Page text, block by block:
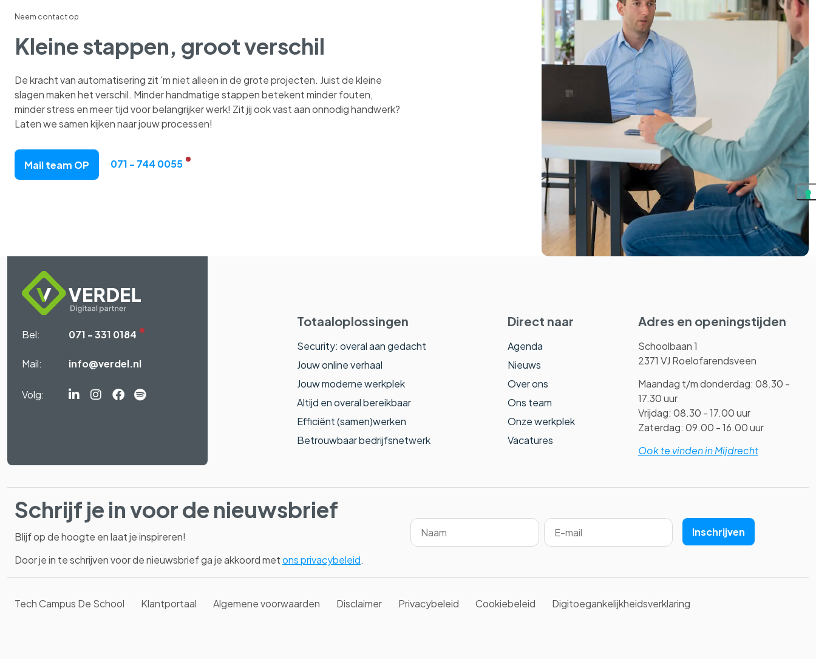
Neem contact op
Kleine stappen, groot verschil
De kracht van automatisering zit 'm niet alleen in de grote projecten. Juist de kleine
slagen maken het verschil. Minder handmatige stappen betekent minder fouten,
minder stress en meer tijd voor belangrijker werk! Zit jij ook vast aan onnodig handwerk?
Laten we samen kijken naar jouw processen!
Mail team OP 071 - 744 0055
Bel: 071 - 331 0184
Mail: info@verdel.nl
Volg:
Linkedin-
Instagram
Facebook
Spotify
Totaaloplossingen
Security: overal aan gedacht
Jouw online verhaal
Jouw moderne werkplek
Altijd en overal bereikbaar
Efficiënt (samen)werken
Betrouwbaar bedrijfsnetwerk
Direct naar
Agenda
Nieuws
Over ons
Ons team
Onze werkplek
Vacatures
Adres en openingstijden
Schoolbaan 1
2371 VJ Roelofarendsveen
Maandag t/m donderdag: 08.30 -
17.30 uur
Vrijdag: 08.30 - 17.00 uur
Zaterdag: 09.00 - 16.00 uur
Ook te vinden in Mijdrecht
Schrijf je in voor de nieuwsbrief
Blijf op de hoogte en laat je inspireren!
Door je in te schrijven voor de nieuwsbrief ga je akkoord metons privacybeleid.
Inschrijven
Tech Campus De School Klantportaal Algemene voorwaarden Disclaimer Privacybeleid Cookiebeleid Digitoegankelijkheidsverklaring